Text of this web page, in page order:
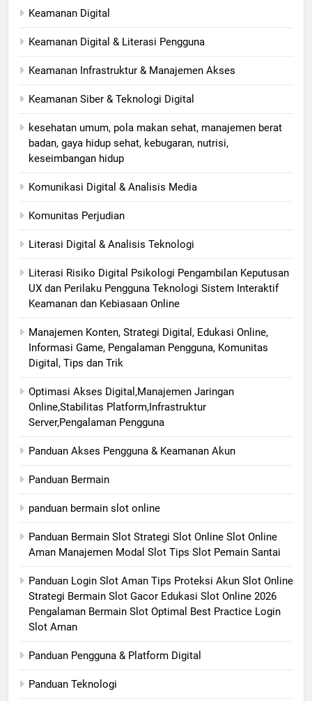
Keamanan Digital
Keamanan Digital & Literasi Pengguna
Keamanan Infrastruktur & Manajemen Akses
Keamanan Siber & Teknologi Digital
kesehatan umum, pola makan sehat, manajemen berat
badan, gaya hidup sehat, kebugaran, nutrisi,
keseimbangan hidup
Komunikasi Digital & Analisis Media
Komunitas Perjudian
Literasi Digital & Analisis Teknologi
Literasi Risiko Digital Psikologi Pengambilan Keputusan
UX dan Perilaku Pengguna Teknologi Sistem Interaktif
Keamanan dan Kebiasaan Online
Manajemen Konten, Strategi Digital, Edukasi Online,
Informasi Game, Pengalaman Pengguna, Komunitas
Digital, Tips dan Trik
Optimasi Akses Digital,Manajemen Jaringan
Online,Stabilitas Platform,Infrastruktur
Server,Pengalaman Pengguna
Panduan Akses Pengguna & Keamanan Akun
Panduan Bermain
panduan bermain slot online
Panduan Bermain Slot Strategi Slot Online Slot Online
Aman Manajemen Modal Slot Tips Slot Pemain Santai
Panduan Login Slot Aman Tips Proteksi Akun Slot Online
Strategi Bermain Slot Gacor Edukasi Slot Online 2026
Pengalaman Bermain Slot Optimal Best Practice Login
Slot Aman
Panduan Pengguna & Platform Digital
Panduan Teknologi